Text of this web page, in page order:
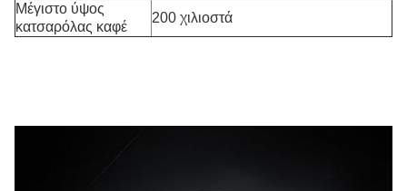
Μέγιστο ύψος
κατσαρόλας καφέ
200 χιλιοστά